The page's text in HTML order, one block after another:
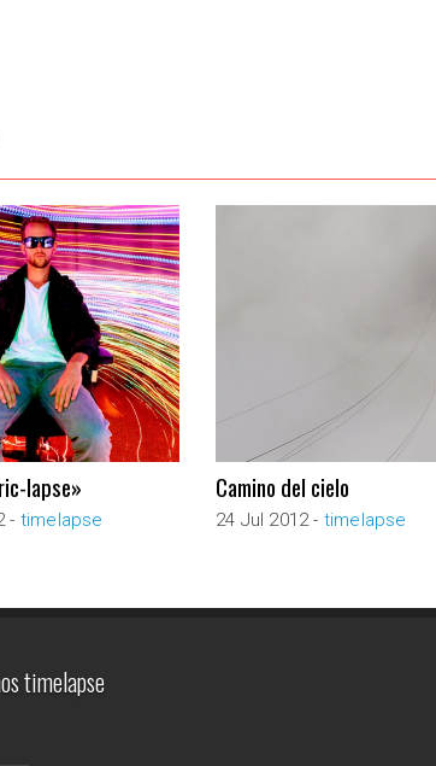
lapse»
- timelapse
Camino del cielo
24 Jul 2012 - timelapse
timelapse